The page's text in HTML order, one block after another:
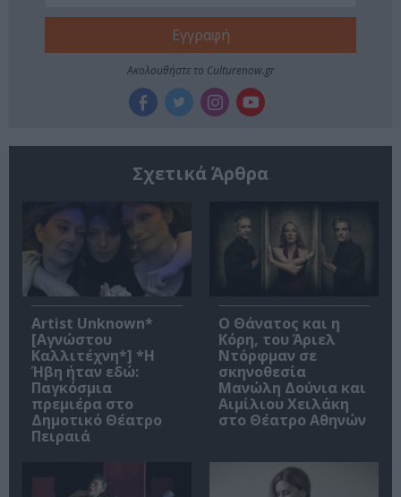
Ακολουθήστε το Culturenow.gr
Σχετικά Άρθρα
Artist Unknown*
[Αγνώστου
Καλλιτέχνη*] *Η
Ήβη ήταν εδώ:
Παγκόσμια
πρεμιέρα στο
Δημοτικό Θέατρο
Πειραιά
Ο Θάνατος και η
Κόρη, του Άριελ
Ντόρφμαν σε
σκηνοθεσία
Μανώλη Δούνια και
Αιμίλιου Χειλάκη
στο Θέατρο Αθηνών